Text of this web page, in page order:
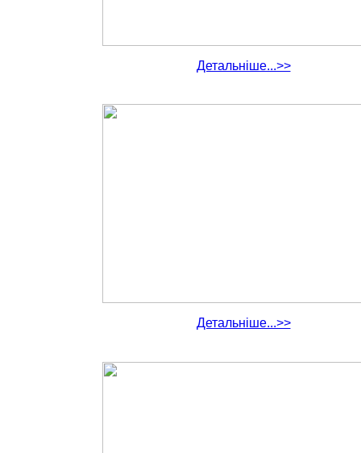
Детальніше...>>
Детальніше...>>